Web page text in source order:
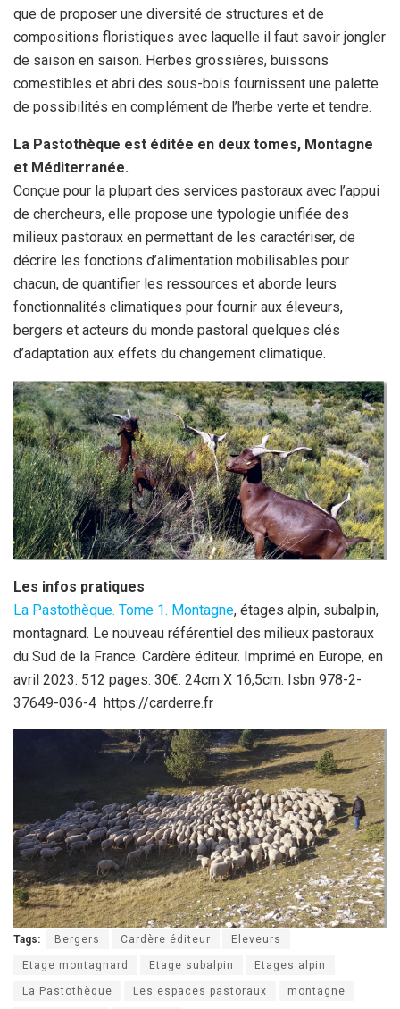
que de proposer une diversité de structures et de
compositions floristiques avec laquelle il faut savoir jongler
de saison en saison. Herbes grossières, buissons
comestibles et abri des sous-bois fournissent une palette
de possibilités en complément de l’herbe verte et tendre.
La Pastothèque est éditée en deux tomes, Montagne
et Méditerranée.
Conçue pour la plupart des services pastoraux avec l’appui
de chercheurs, elle propose une typologie unifiée des
milieux pastoraux en permettant de les caractériser, de
décrire les fonctions d’alimentation mobilisables pour
chacun, de quantifier les ressources et aborde leurs
fonctionnalités climatiques pour fournir aux éleveurs,
bergers et acteurs du monde pastoral quelques clés
d’adaptation aux effets du changement climatique.
Les infos pratiques
La Pastothèque. Tome 1. Montagne, étages alpin, subalpin,
montagnard. Le nouveau référentiel des milieux pastoraux
du Sud de la France. Cardère éditeur. Imprimé en Europe, en
avril 2023. 512 pages. 30€. 24cm X 16,5cm. Isbn 978-2-
37649-036-4 https://carderre.fr
Tags: Bergers Cardère éditeur Eleveurs
Etage montagnard Etage subalpin Etages alpin
La Pastothèque Les espaces pastoraux montagne